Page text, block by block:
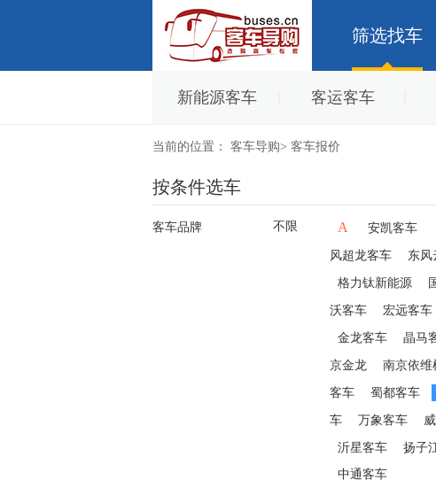
筛选找车
新能源客车 客运客车
当前的位置： 客车导购> 客车报价
按条件选车
客车品牌 不限 A 安凯客车
风超龙客车 东风
格力钛新能源
沃客车 宏远客车
金龙客车 晶马
京金龙 南京依维
客车 蜀都客车
车 万象客车
沂星客车 扬子
中通客车